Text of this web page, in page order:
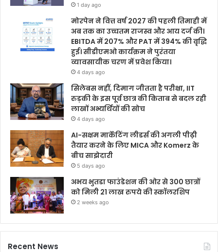
1 day ago
मोरपेन ने वित्त वर्ष 2027 की पहली तिमाही में
अब तक का उच्चतम राजस्व और आय दर्ज की।
EBITDA में 207% और PAT में 394% की वृद्धि
हुई। सीडीएमओ कार्यक्रम ने पुरंतया
व्यावसायीक चरण में प्रवेश किया।
4 days ago
सिलेबस नहीं, दिमाग जीतता है परीक्षा, IIT
रुड़की के इस पूर्व छात्र की किताब से बदल रही
लाखों अभ्यर्थियों की सोच
4 days ago
AI-सक्षम मार्केटिंग लीडर्स की अगली पीढ़ी
तैयार करने के लिए MICA और Komerz के
बीच साझेदारी
5 days ago
अभय भुतडा फाउंडेशन की ओर से 300 छात्रों
को मिली 21 लाख रुपये की स्कॉलरशिप
2 weeks ago
Recent News